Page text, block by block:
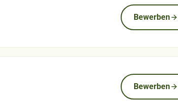
Bewerben
Bewerben